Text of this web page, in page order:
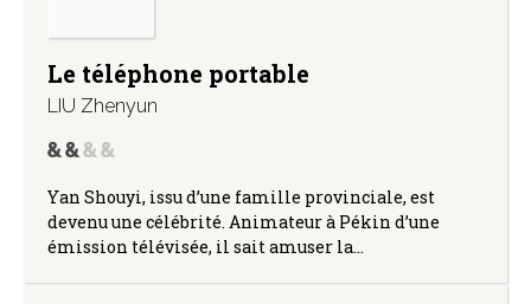
Le téléphone portable
LIU Zhenyun
Yan Shouyi, issu d’une famille provinciale, est
devenu une célébrité. Animateur à Pékin d’une
émission télévisée, il sait amuser la…